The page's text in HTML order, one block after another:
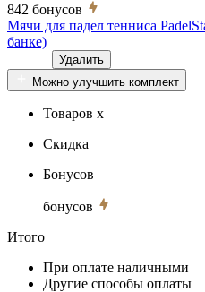
842 бонусов
Мячи для падел тенниса
банке)
Удалить
Можно улучшить комплект
Товаров x
Скидка
Бонусов
бонусов
Итого
При оплате наличными
Другие способы оплаты